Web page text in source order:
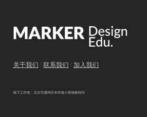
关于我们 / 联系我们 / 加入我们
线下工作室：北京市通州区宋庄镇小堡画家村内